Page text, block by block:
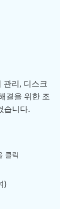
관리, 디스크
결을 위한 조
습니다.
클릭
)